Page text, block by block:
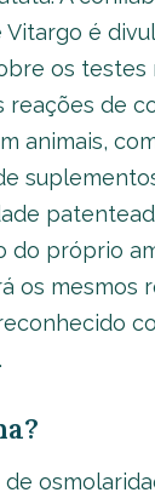
Vitargo é
os testes
reações de
animais,
do próprio
os mesmos